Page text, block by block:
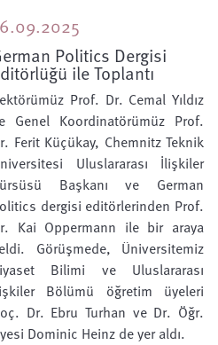
Politics Dergisi
ile Toplantı
Prof. Dr. Cemal Yıldız
Genel Koordinatörümüz Prof.
Ferit Küçükay, Chemnitz Teknik
Uluslararası İlişkiler
Başkanı ve German
dergisi editörlerinden Prof.
Kai Oppermann ile bir araya
Görüşmede, Üniversitemiz
Bilimi ve Uluslararası
Bölümü öğretim üyeleri
Dr. Ebru Turhan ve Dr. Öğr.
Dominic Heinz de yer aldı.